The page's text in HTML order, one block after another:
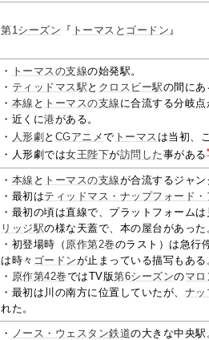
第1シーズン 『 トーマスとゴードン 』
・ トーマスの支線の始発駅。
・ ティッドマス駅 と クロスビー駅の間にあ
・ 本線 と トーマスの支線 に合流する分岐点
・近くに港がある。
・ 人形劇 と CGアニメで トーマス は当初、
・人形劇では女王陛下が訪問した事がある
・ 本線 と トーマスの支線が合流するジャン
・最初はティッドマス・ナップフォード
・最初の頃は直線で、プラットフォーム
リッジ駅の様な天蓋で、本の屋台があった
・初登場時（ 原作第2巻のラスト）は急行
は時々 ゴードンが止まっている描写もある
・ 原作第42巻ではTV版第6シーズンのマ
・最初は川の南方に位置していたが、 ナッ
れた。
・ ノース・ウェスタン鉄道の大きな中央駅